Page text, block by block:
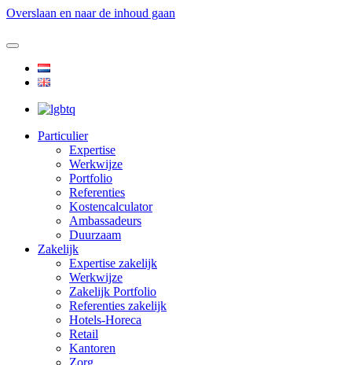
Overslaan en naar de inhoud gaan
Particulier
Expertise
Werkwijze
Portfolio
Referenties
Kostencalculator
Ambassadeurs
Duurzaam
Zakelijk
Expertise zakelijk
Werkwijze
Zakelijk Portfolio
Referenties zakelijk
Hotels-Horeca
Retail
Kantoren
Zorg